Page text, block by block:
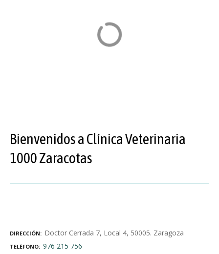
Bienvenidos a Clínica Veterinaria
1000 Zaracotas
DIRECCIÓN Doctor Cerrada 7, Local 4, 50005. Zaragoza
TELÉFONO 976 215 756